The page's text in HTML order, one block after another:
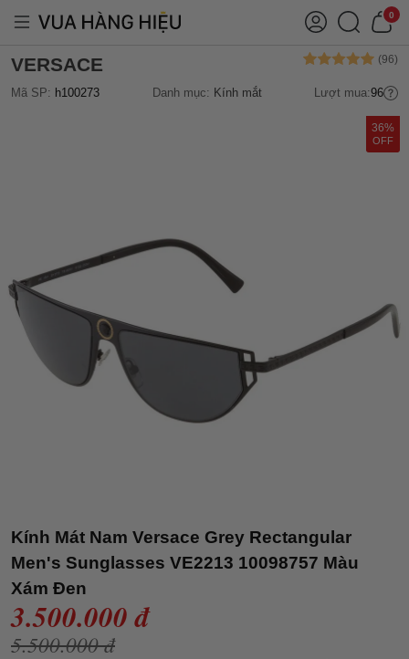
0
VERSACE
Mã SP: h100273 Danh mục: Kính mắt Lượt mua:96
36%
OFF
Kính Mát Nam Versace Grey Rectangular
Men's Sunglasses VE2213 10098757 Màu
Xám Đen
3.500.000 đ
5.500.000 đ